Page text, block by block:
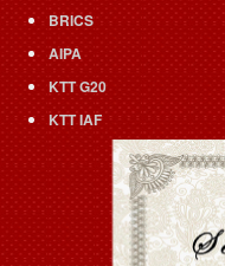
BRICS
AIPA
KTT G20
KTT IAF